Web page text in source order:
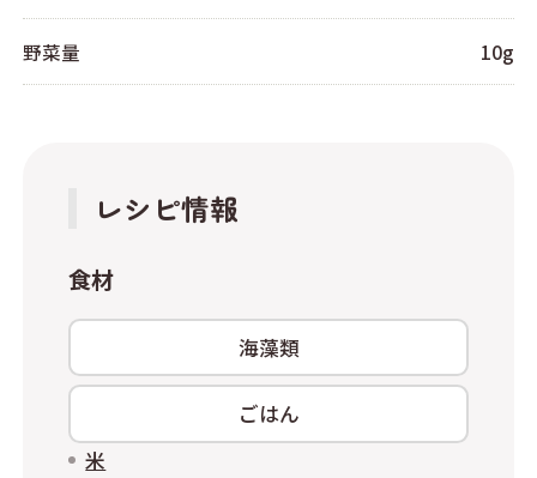
野菜量 10g
レシピ情報
食材
海藻類
ごはん
米